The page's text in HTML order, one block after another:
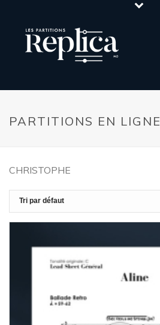
PARTITIONS EN LIGNE
CHRISTOPHE